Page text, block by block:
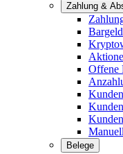
Zahlung &
Offene
Belege